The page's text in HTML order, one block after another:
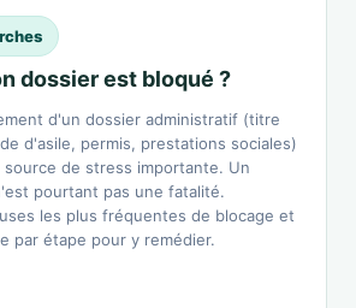
dossier est bloqué ?
d'un dossier administratif (titre
d'asile, permis, prestations sociales)
de stress importante. Un
pourtant pas une fatalité.
les plus fréquentes de blocage et
par étape pour y remédier.